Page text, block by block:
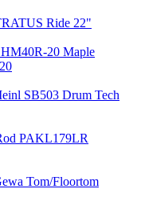
Ride 22"
Maple
SB503 Drum Tech
PAKL179LR
Tom/Floortom